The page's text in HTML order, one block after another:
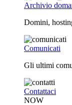
Archivio
Domini,
Comunicati
Gli ultimi
Contattaci
NOW